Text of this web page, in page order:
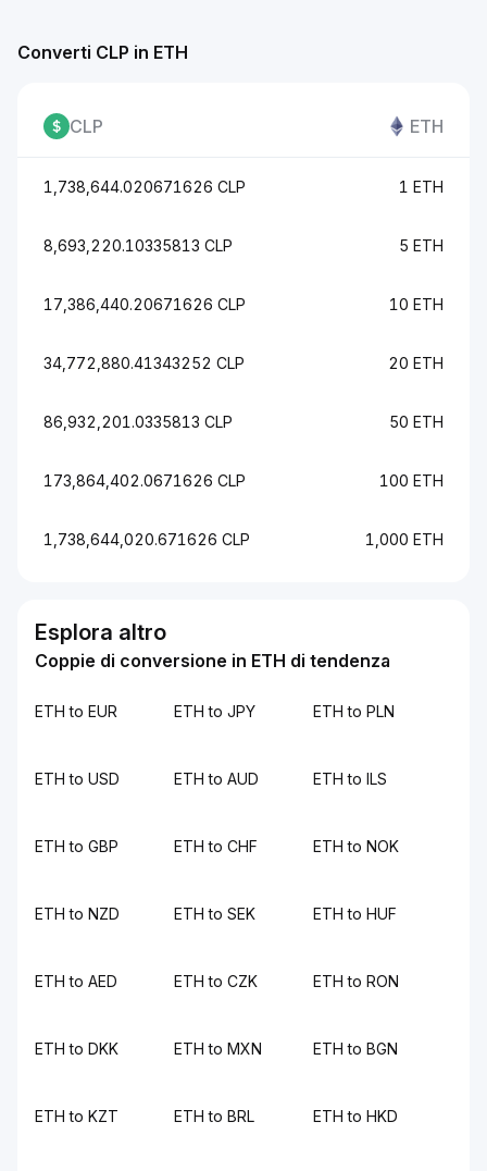
Converti CLP in ETH
CLP ETH
1,738,644.020671626 CLP 1 ETH
8,693,220.10335813 CLP 5 ETH
17,386,440.20671626 CLP 10 ETH
34,772,880.41343252 CLP 20 ETH
86,932,201.0335813 CLP 50 ETH
173,864,402.0671626 CLP 100 ETH
1,738,644,020.671626 CLP 1,000 ETH
Esplora altro
Coppie di conversione in ETH di tendenza
ETH to EUR ETH to JPY ETH to PLN
ETH to USD ETH to AUD ETH to ILS
ETH to GBP ETH to CHF ETH to NOK
ETH to NZD ETH to SEK ETH to HUF
ETH to AED ETH to CZK ETH to RON
ETH to DKK ETH to MXN ETH to BGN
ETH to KZT ETH to BRL ETH to HKD